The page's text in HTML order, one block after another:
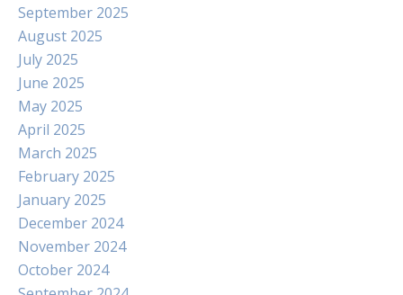
September 2025
August 2025
July 2025
June 2025
May 2025
April 2025
March 2025
February 2025
January 2025
December 2024
November 2024
October 2024